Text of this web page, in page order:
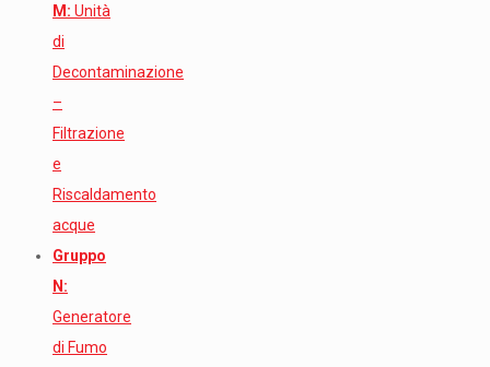
M: Unità
di
Decontaminazione
–
Filtrazione
e
Riscaldamento
acque
Gruppo
N:
Generatore
di Fumo